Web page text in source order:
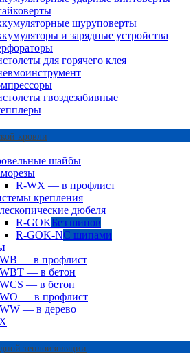
шуруповерты
и зарядные устройства
для горячего клея
гвоздезабивные
кровли
шайбы
R-WX — в профлист
крепления
дюбеля
R-GOKБез шипов
R-GOK-NС шипами
— в профлист
— в бетон
— в бетон
— в профлист
— в дерево
теплоизоляции